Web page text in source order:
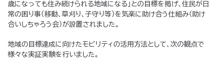
歳になっても住み続けられる地域になる」との目標を掲げ、住民が日
常の困り事（移動、草刈り、子守り等）を気楽に助け合う仕組み（助け
合いしちゃろう会）が設置されました。
地域の目標達成に向けたモビリティの活用方法として、次の観点で
様々な実証実験を行いました。